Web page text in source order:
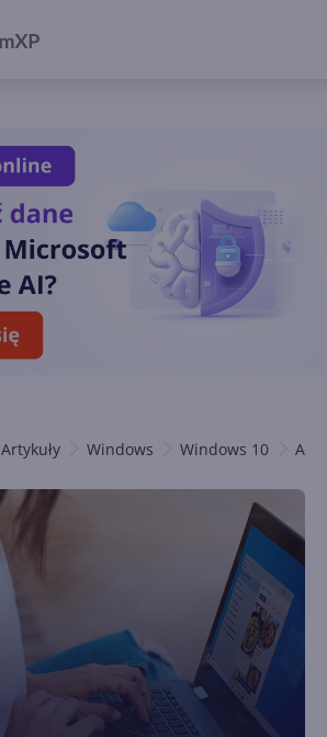
Artykuły Windows Windows 10